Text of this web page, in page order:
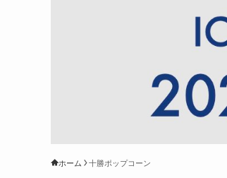
ホーム 十勝ポップコーン